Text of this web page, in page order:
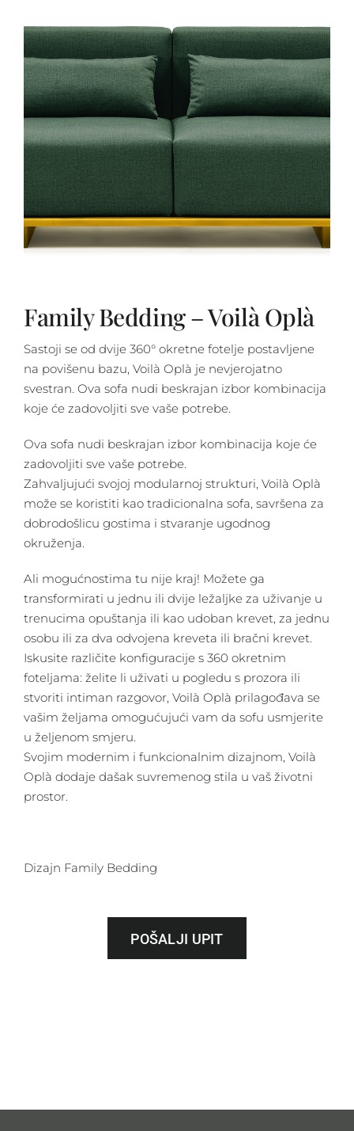
Family Bedding – Voilà Oplà
Sastoji se od dvije 360° okretne fotelje postavljene
na povišenu bazu, Voilà Oplà je nevjerojatno
svestran. Ova sofa nudi beskrajan izbor kombinacija
koje će zadovoljiti sve vaše potrebe.
Ova sofa nudi beskrajan izbor kombinacija koje će
zadovoljiti sve vaše potrebe.
Zahvaljujući svojoj modularnoj strukturi, Voilà Oplà
može se koristiti kao tradicionalna sofa, savršena za
dobrodošlicu gostima i stvaranje ugodnog
okruženja.
Ali mogućnostima tu nije kraj! Možete ga
transformirati u jednu ili dvije ležaljke za uživanje u
trenucima opuštanja ili kao udoban krevet, za jednu
osobu ili za dva odvojena kreveta ili bračni krevet.
Iskusite različite konfiguracije s 360 okretnim
foteljama: želite li uživati u pogledu s prozora ili
stvoriti intiman razgovor, Voilà Oplà prilagođava se
vašim željama omogućujući vam da sofu usmjerite
u željenom smjeru.
Svojim modernim i funkcionalnim dizajnom, Voilà
Oplà dodaje dašak suvremenog stila u vaš životni
prostor.
Dizajn Family Bedding
POŠALJI UPIT